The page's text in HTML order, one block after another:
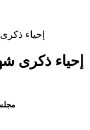
إحياء
إحياء ذكرى